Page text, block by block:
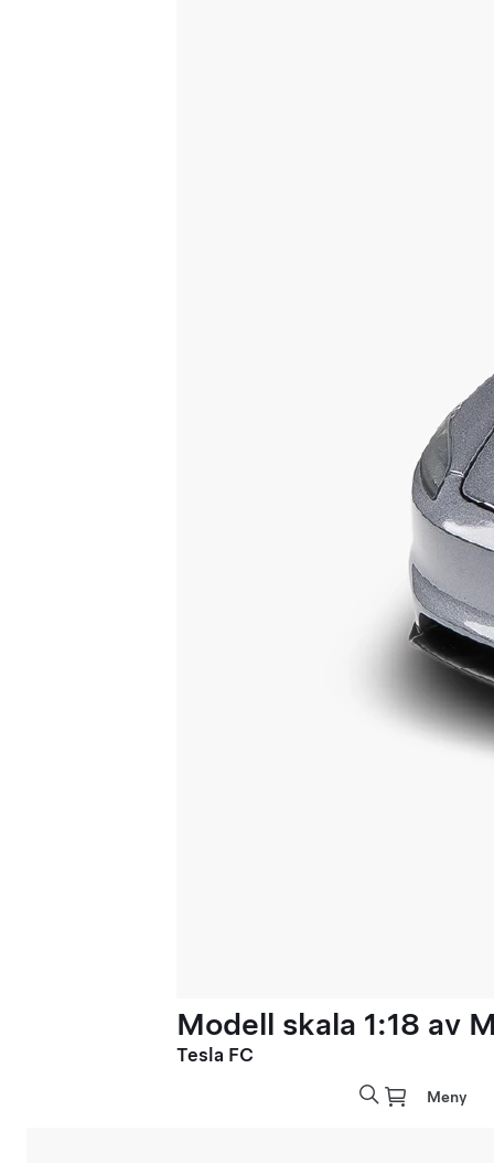
Modell skala 1:18 av
Tesla FC
Meny